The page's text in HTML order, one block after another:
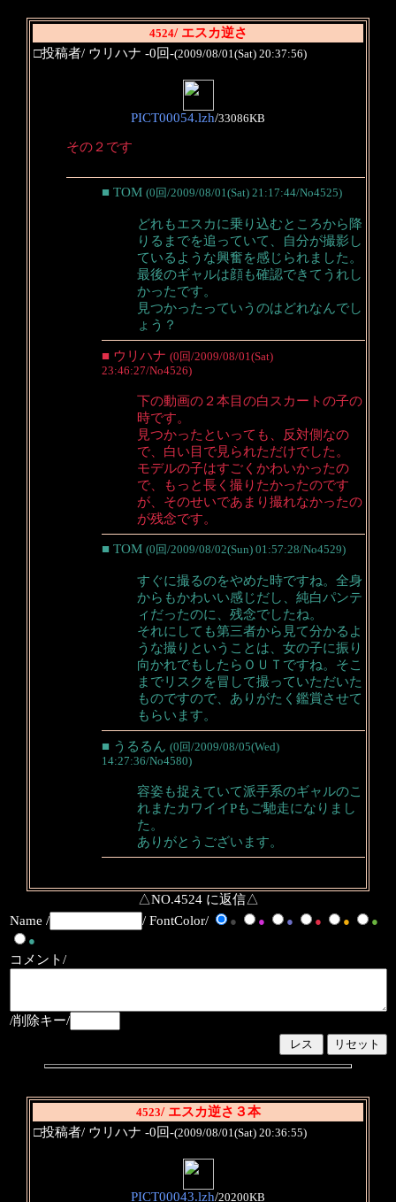
4524/ エスカ逆さ
□投稿者/ ウリハナ -0回-(2009/08/01(Sat) 20:37:56)
PICT00054.lzh/33086KB
その２です
■ TOM (0回/2009/08/01(Sat) 21:17:44/No4525)
どれもエスカに乗り込むところから降
りるまでを追っていて、自分が撮影し
ているような興奮を感じられました。
最後のギャルは顔も確認できてうれし
かったです。
見つかったっていうのはどれなんでし
ょう？
■ ウリハナ (0回/2009/08/01(Sat)
23:46:27/No4526)
下の動画の２本目の白スカートの子の
時です。
見つかったといっても、反対側なの
で、白い目で見られただけでした。
モデルの子はすごくかわいかったの
で、もっと長く撮りたかったのです
が、そのせいであまり撮れなかったの
が残念です。
■ TOM (0回/2009/08/02(Sun) 01:57:28/No4529)
すぐに撮るのをやめた時ですね。全身
からもかわいい感じだし、純白パンテ
ィだったのに、残念でしたね。
それにしても第三者から見て分かるよ
うな撮りということは、女の子に振り
向かれでもしたらＯＵＴですね。そこ
までリスクを冒して撮っていただいた
ものですので、ありがたく鑑賞させて
もらいます。
■ うるるん (0回/2009/08/05(Wed)
14:27:36/No4580)
容姿も捉えていて派手系のギャルのこ
れまたカワイイPもご馳走になりまし
た。
ありがとうございます。
△NO.4524 に返信△
Name /
/ FontColor/ ● ● ● ● ●
●
●
コメント/
/削除キー/
4523/ エスカ逆さ３本
□投稿者/ ウリハナ -0回-(2009/08/01(Sat) 20:36:55)
PICT00043.lzh/20200KB